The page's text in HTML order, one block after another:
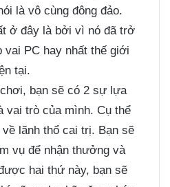
là vô cùng đông đảo.
ở đây là bởi vì nó đã trở
vai PC hay nhất thế giới
tại.
bạn sẽ có 2 sự lựa
vai trò của mình. Cụ thể
về lãnh thổ cai trị. Bạn sẽ
vụ để nhận thưởng và
hai thứ này, bạn sẽ